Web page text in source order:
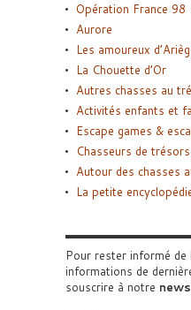
Opération France 98
Aurore
Les amoureux
La Chouette d’Or
Autres chasses au
Activités enfants et
Escape games &
Chasseurs de
Autour des chasses
La petite
Pour rester informé
informations de
souscrire à notre